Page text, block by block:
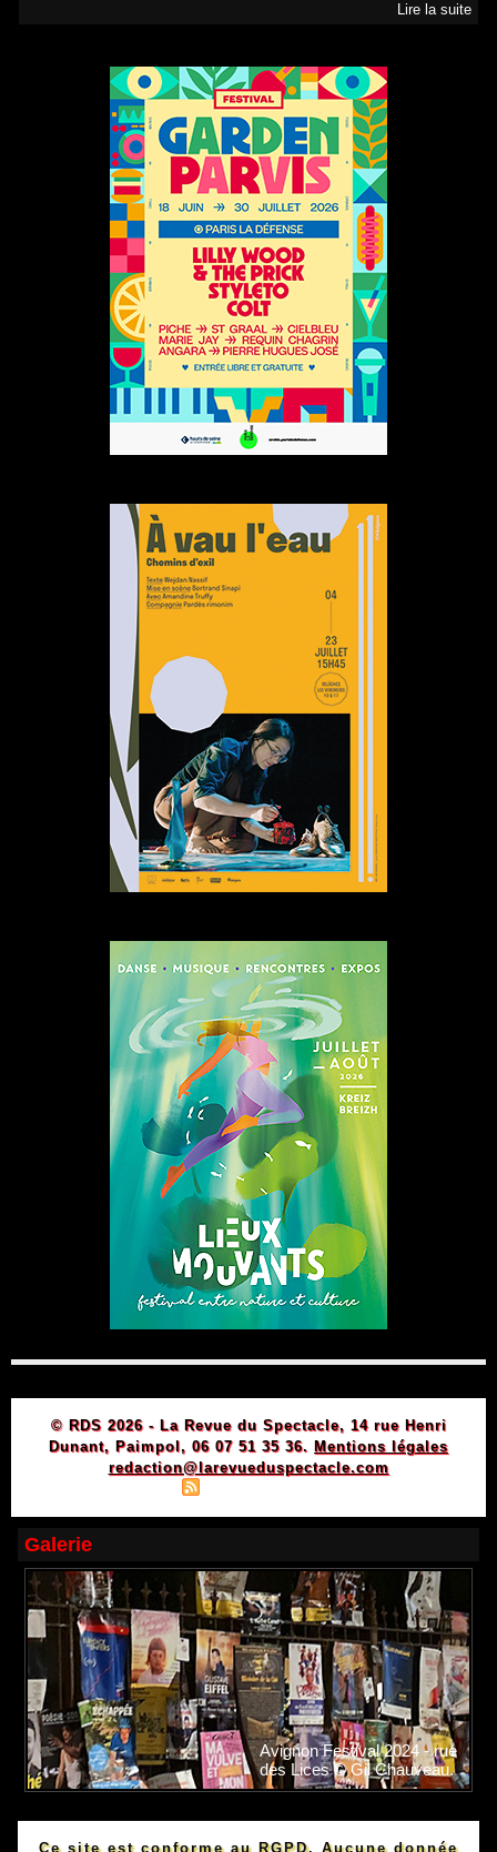
Lire la suite
© RDS 2026 - La Revue du Spectacle, 14 rue Henri
Dunant, Paimpol, 06 07 51 35 36. Mentions légales
redaction@larevueduspectacle.com
Galerie
Avignon Festival 2024 - rue
des Lices © Gil Chauveau.
Ce site est conforme au RGPD. Aucune donnée